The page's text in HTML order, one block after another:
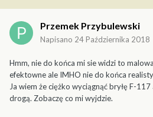
Przemek Przybulewski
Napisano 24 Października 2018
Hmm, nie do końca mi sie widzi to
efektowne ale IMHO nie do końca
Ja wiem że ciężko wyciągnąć bryłę F-
drogą. Zobaczę co mi wyjdzie.